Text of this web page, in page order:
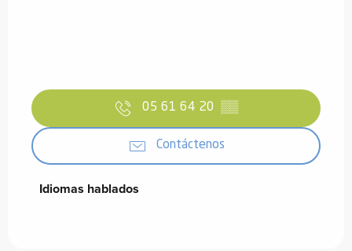
05 61 64 20 ▒▒
Contáctenos
Idiomas hablados
Idiomas hablados